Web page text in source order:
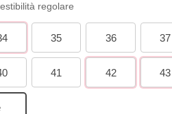
regolare
35 36 37
41 42 43